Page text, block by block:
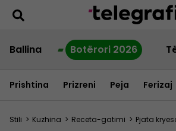
Ballina Botërori 2026
Prishtina Prizreni Peja Ferizaj
Stili > Kuzhina > Receta-gatimi > Pjata